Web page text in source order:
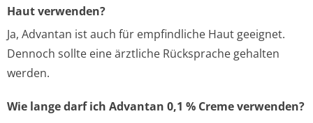
Haut verwenden?
Ja, Advantan ist auch für empfindliche Haut geeignet.
Dennoch sollte eine ärztliche Rücksprache gehalten
werden.
Wie lange darf ich Advantan 0,1 % Creme verwenden?